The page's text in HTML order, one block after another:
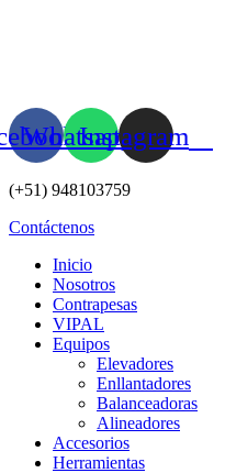
WhatsappInstagram
(+51) 948103759
Contáctenos
Inicio
Nosotros
Contrapesas
VIPAL
Equipos
Elevadores
Enllantadores
Balanceadoras
Alineadores
Accesorios
Herramientas